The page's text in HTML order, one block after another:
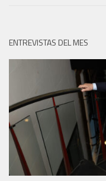
ENTREVISTAS DEL MES